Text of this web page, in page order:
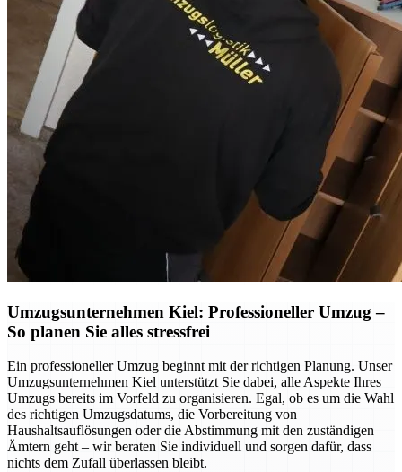
Umzugsunternehmen Kiel: Professioneller Umzug –
So planen Sie alles stressfrei
Ein professioneller Umzug beginnt mit der richtigen Planung. Unser
Umzugsunternehmen Kiel unterstützt Sie dabei, alle Aspekte Ihres
Umzugs bereits im Vorfeld zu organisieren. Egal, ob es um die Wahl
des richtigen Umzugsdatums, die Vorbereitung von
Haushaltsauflösungen oder die Abstimmung mit den zuständigen
Ämtern geht – wir beraten Sie individuell und sorgen dafür, dass
nichts dem Zufall überlassen bleibt.